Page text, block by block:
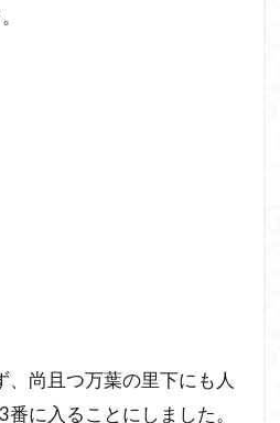
尚且つ万葉の里下にも人
に入ることにしました。